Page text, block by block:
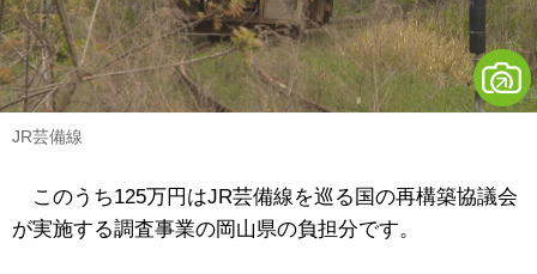
JR芸備線
このうち125万円はJR芸備線を巡る国の再構築協議会
が実施する調査事業の岡山県の負担分です。